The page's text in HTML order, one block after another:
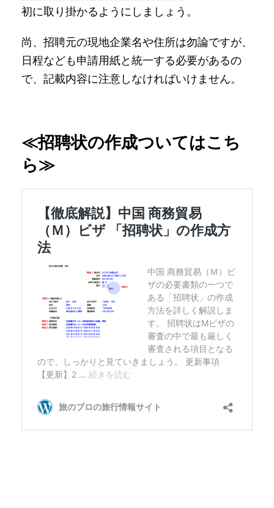
初に取り掛かるようにしましょう。
尚、招聘元の現地企業名や住所は勿論ですが、
日程なども申請用紙と統一する必要があるの
で、記載内容に注意しなければいけません。
≪招聘状の作成ついてはこち
ら≫